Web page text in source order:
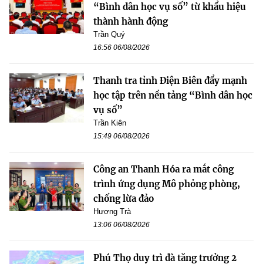
“Bình dân học vụ số” từ khẩu hiệu
thành hành động
Trần Quý
16:56 06/08/2026
Thanh tra tỉnh Điện Biên đẩy mạnh
học tập trên nền tảng “Bình dân học
vụ số”
Trần Kiên
15:49 06/08/2026
Công an Thanh Hóa ra mắt công
trình ứng dụng Mô phỏng phòng,
chống lừa đảo
Hương Trà
13:06 06/08/2026
Phú Thọ duy trì đà tăng trưởng 2